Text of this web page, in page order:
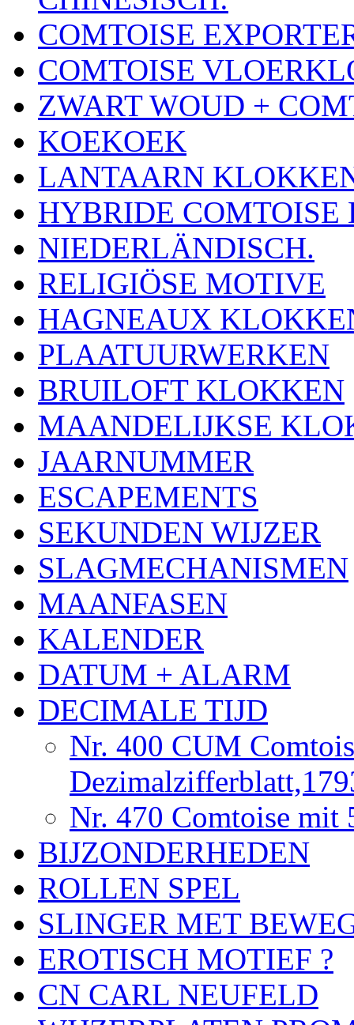
COMTOISE
COMTOISE
ZWART WOUD +
KOEKOEK
LANTAARN
HYBRIDE
NIEDERLÄNDISCH.
RELIGIÖSE MOTIVE
HAGNEAUX
PLAATUURWERKEN
BRUILOFT KLOKKEN
MAANDELIJKSE
JAARNUMMER
ESCAPEMENTS
SEKUNDEN WIJZER
SLAGMECHANISMEN
MAANFASEN
KALENDER
DATUM + ALARM
DECIMALE TIJD
Nr. 400 CUM
Nr. 470 Comtoise mit
BIJZONDERHEDEN
ROLLEN SPEL
SLINGER MET
EROTISCH MOTIEF ?
CN CARL NEUFELD